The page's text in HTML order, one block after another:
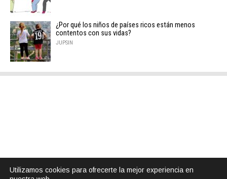
¿Por qué los niños de países ricos están menos
contentos con sus vidas?
JUPSIN
Utilizamos cookies para ofrecerte la mejor experiencia en